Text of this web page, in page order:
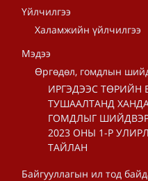
Үйлчилгээ
Халамжийн үйлчилгээ
Мэдээ
Өргөдөл, гомдлын
ИРГЭДЭЭС ТӨРИЙН
ТУШААЛТАНД
ГОМДЛЫГ
2023 ОНЫ 1-Р
ТАЙЛАН
Байгууллагын ил тод